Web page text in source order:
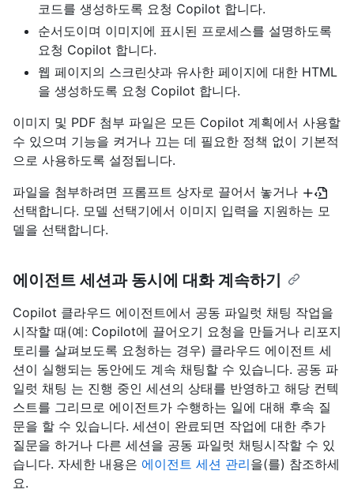
코드를 생성하도록 요청 Copilot 합니다.
순서도이며 이미지에 표시된 프로세스를 설명하도록
요청 Copilot 합니다.
웹 페이지의 스크린샷과 유사한 페이지에 대한 HTML
을 생성하도록 요청 Copilot 합니다.
이미지 및 PDF 첨부 파일은 모든 Copilot 계획에서 사용할
수 있으며 기능을 켜거나 끄는 데 필요한 정책 없이 기본적
으로 사용하도록 설정됩니다.
파일을 첨부하려면 프롬프트 상자로 끌어서 놓거나
선택합니다. 모델 선택기에서 이미지 입력을 지원하는 모
델을 선택합니다.
에이전트 세션과 동시에 대화 계속하기
Copilot 클라우드 에이전트에서 공동 파일럿 채팅 작업을
시작할 때(예: Copilot에 끌어오기 요청을 만들거나 리포지
토리를 살펴보도록 요청하는 경우) 클라우드 에이전트 세
션이 실행되는 동안에도 계속 채팅할 수 있습니다. 공동 파
일럿 채팅 는 진행 중인 세션의 상태를 반영하고 해당 컨텍
스트를 그리므로 에이전트가 수행하는 일에 대해 후속 질
문을 할 수 있습니다. 세션이 완료되면 작업에 대한 추가
질문을 하거나 다른 세션을 공동 파일럿 채팅시작할 수 있
습니다. 자세한 내용은 에이전트 세션 관리을(를) 참조하세
요.